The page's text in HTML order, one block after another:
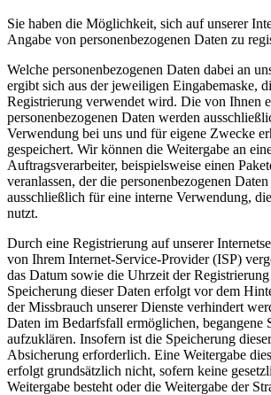
Sie haben die Möglichkeit, sich auf unserer
Angabe von personenbezogenen Daten zu
Welche personenbezogenen Daten dabei an
ergibt sich aus der jeweiligen Eingabemaske,
Registrierung verwendet wird. Die von Ihnen
personenbezogenen Daten werden
Verwendung bei uns und für eigene Zwecke
gespeichert. Wir können die Weitergabe an
Auftragsverarbeiter, beispielsweise einen
veranlassen, der die personenbezogenen
ausschließlich für eine interne Verwendung,
nutzt.
Durch eine Registrierung auf unserer
von Ihrem Internet-Service-Provider (ISP)
das Datum sowie die Uhrzeit der
Speicherung dieser Daten erfolgt vor dem
der Missbrauch unserer Dienste verhindert
Daten im Bedarfsfall ermöglichen, begangene
aufzuklären. Insofern ist die Speicherung
Absicherung erforderlich. Eine Weitergabe
erfolgt grundsätzlich nicht, sofern keine
Weitergabe besteht oder die Weitergabe der